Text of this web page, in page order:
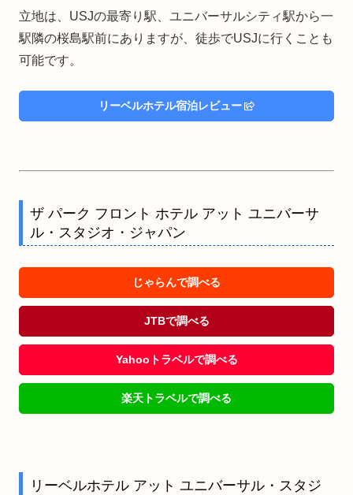
立地は、USJの最寄り駅、ユニバーサルシティ駅から一
駅隣の桜島駅前にありますが、徒歩でUSJに行くことも
可能です。
リーベルホテル宿泊レビュー
ザ パーク フロント ホテル アット ユニバーサ
ル・スタジオ・ジャパン
じゃらんで調べる
JTBで調べる
Yahooトラベルで調べる
楽天トラベルで調べる
リーベルホテル アット ユニバーサル・スタジ